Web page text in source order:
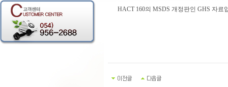
HACT 160의 MSDS 개정판인 GHS 자료